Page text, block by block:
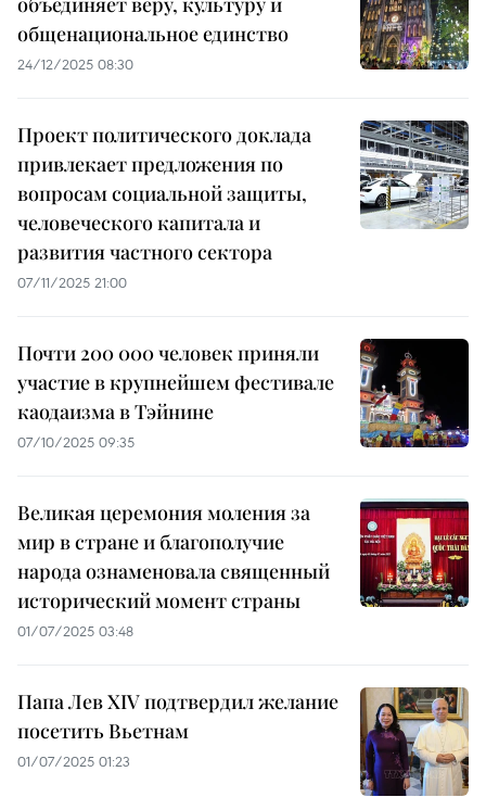
общенациональное единство
24/12/2025 08:30
Проект политического доклада
привлекает предложения по
вопросам социальной защиты,
человеческого капитала и
развития частного сектора
07/11/2025 21:00
Почти 200 000 человек приняли
участие в крупнейшем фестивале
каодаизма в Тэйнине
07/10/2025 09:35
Великая церемония моления за
мир в стране и благополучие
народа ознаменовала священный
исторический момент страны
01/07/2025 03:48
Папа Лев XIV подтвердил желание
посетить Вьетнам
01/07/2025 01:23